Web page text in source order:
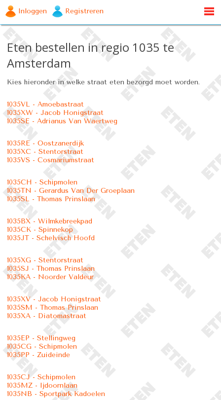
Inloggen Registreren
Eten bestellen in regio 1035 te
Amsterdam
Kies hieronder in welke straat eten bezorgd moet worden.
1035VL - Amoebastraat
1035XW - Jacob Honigstraat
1035SE - Adrianus Van Waertweg
1035RE - Oostzanerdijk
1035XC - Stentorstraat
1035VS - Cosmariumstraat
1035CH - Schipmolen
1035TN - Gerardus Van Der Groeplaan
1035SL - Thomas Prinslaan
1035BX - Wilmkebreekpad
1035CK - Spinnekop
1035JT - Schelvisch Hoofd
1035XG - Stentorstraat
1035SJ - Thomas Prinslaan
1035KA - Noorder Valdeur
1035XV - Jacob Honigstraat
1035SM - Thomas Prinslaan
1035XA - Diatomastraat
1035EP - Stellingweg
1035CG - Schipmolen
1035PP - Zuideinde
1035CJ - Schipmolen
1035MZ - Ijdoornlaan
1035NB - Sportpark Kadoelen